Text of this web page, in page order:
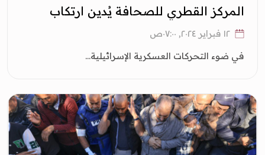
المركز القطري للصحافة يُدين ارتكاب
الاحتلال لمجزرة مروعة في رفح
١٢ فبراير ٢٠٢٤, ٠٧:٠٠ص
في ضوء التحركات العسكرية الإسرائيلية...